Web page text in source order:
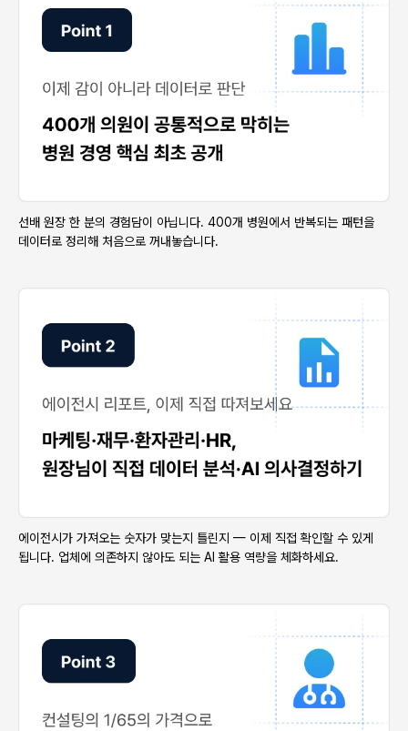
선배 원장 한 분의 경험담이 아닙니다. 400개 병원에서 반복되는 패턴을
데이터로 정리해 처음으로 꺼내놓습니다.
에이전시가 가져오는 숫자가 맞는지 틀린지 — 이제 직접 확인할 수 있게
됩니다. 업체에 의존하지 않아도 되는 AI 활용 역량을 체화하세요.